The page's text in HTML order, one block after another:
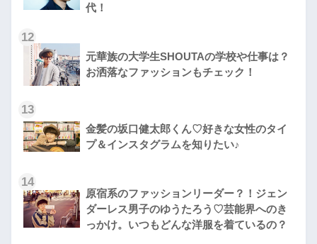
代！
12
元華族の大学生SHOUTAの学校や仕事は？
お洒落なファッションもチェック！
13
金髪の坂口健太郎くん♡好きな女性のタイ
プ＆インスタグラムを知りたい♪
14
原宿系のファッションリーダー？！ジェン
ダーレス男子のゆうたろう♡芸能界へのき
っかけ。いつもどんな洋服を着ているの？